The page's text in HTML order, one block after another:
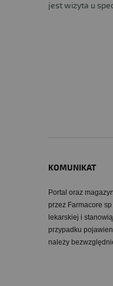
jest wizyta u
KOMUNIKAT
Portal oraz
przez Farmacore
lekarskiej i
przypadku
należy